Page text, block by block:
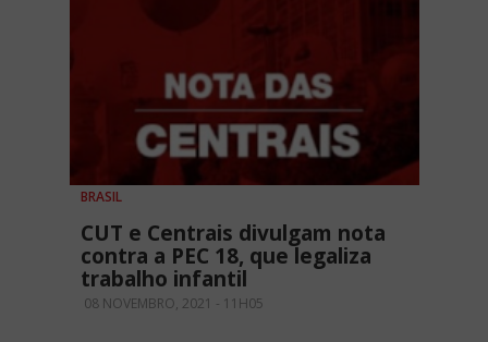
BRASIL
CUT e Centrais divulgam nota
contra a PEC 18, que legaliza
trabalho infantil
08 NOVEMBRO, 2021 - 11H05